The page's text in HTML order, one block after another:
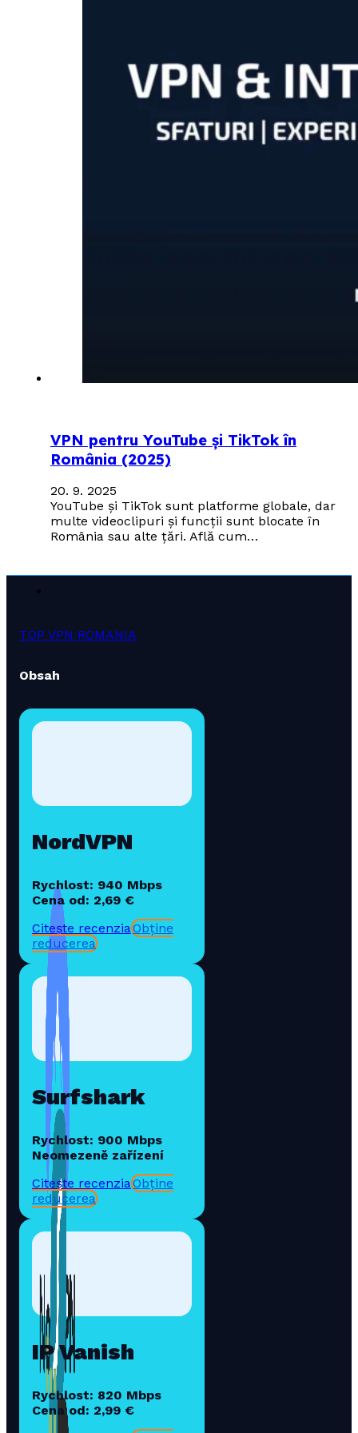
VPN pentru YouTube și TikTok în
România (2025)
20. 9. 2025
YouTube și TikTok sunt platforme globale, dar
multe videoclipuri și funcții sunt blocate în
România sau alte țări. Află cum…
TOP VPN ROMANIA
Obsah
NordVPN
Rychlost: 940 Mbps
Cena od: 2,69 €
Citește recenziaObține
reducerea
Surfshark
Rychlost: 900 Mbps
Neomezeně zařízení
Citește recenziaObține
reducerea
IP Vanish
Rychlost: 820 Mbps
Cena od: 2,99 €